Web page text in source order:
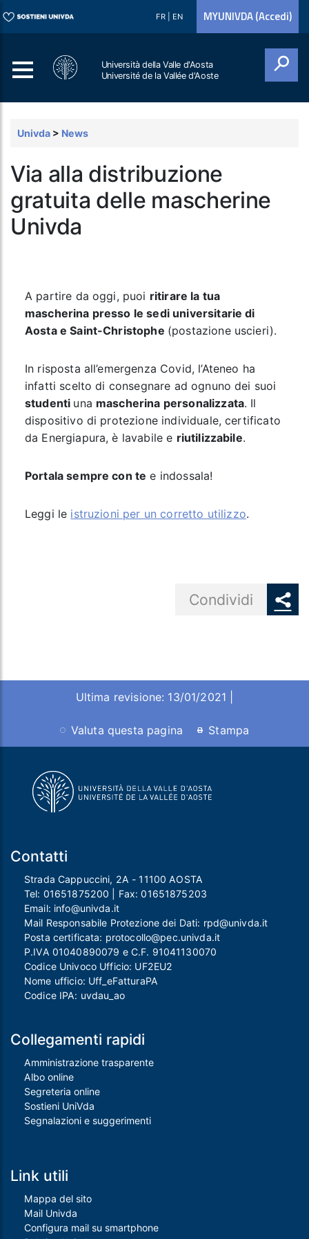
FR EN MYUNIVDA (Accedi)
Università della Valle d'Aosta
Université de la Vallée d'Aoste
Univda > News
Via alla distribuzione
gratuita delle mascherine
Univda
A partire da oggi, puoi ritirare la tua
mascherina presso le sedi universitarie di
Aosta e Saint-Christophe (postazione uscieri).
In risposta all’emergenza Covid, l’Ateneo ha
infatti scelto di consegnare ad ognuno dei suoi
studenti una mascherina personalizzata. Il
dispositivo di protezione individuale, certificato
da Energiapura, è lavabile e riutilizzabile.
Portala sempre con te e indossala!
Leggi le istruzioni per un corretto utilizzo.
Condividi
Ultima revisione: 13/01/2021 |
Valuta questa pagina Stampa
Contatti
Strada Cappuccini, 2A - 11100 AOSTA
Tel: 01651875200 | Fax:01651875203
Email: info@univda.it
Mail Responsabile Protezione dei Dati: rpd@univda.it
Posta certificata: protocollo@pec.univda.it
P.IVA 01040890079 e C.F. 91041130070
Codice Univoco Ufficio: UF2EU2
Nome ufficio: Uff_eFatturaPA
Codice IPA: uvdau_ao
Collegamenti rapidi
Amministrazione trasparente
Albo online
Segreteria online
Sostieni UniVda
Segnalazioni e suggerimenti
Link utili
Mappa del sito
Mail Univda
Configura mail su smartphone